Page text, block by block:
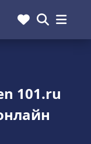
101.ru